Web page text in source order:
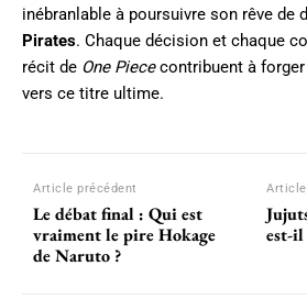
inébranlable à poursuivre son rêve de
Pirates. Chaque décision et chaque
récit de One Piececontribuent à
vers ce titre ultime.
Article précédent
Le débat final : Qui est
vraiment le pire Hokage
de Naruto ?
est-il